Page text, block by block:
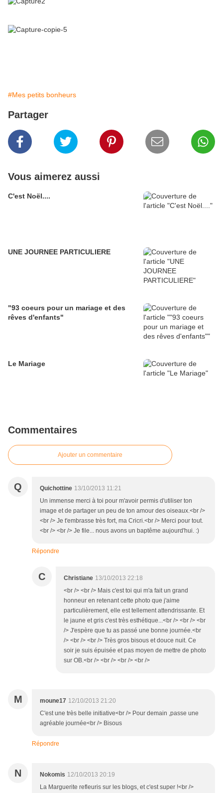
#Mes petits bonheurs
Partager
Vous aimerez aussi
C'est Noël....
UNE JOURNEE PARTICULIERE
"93 coeurs pour un mariage et des
rêves d'enfants"
Le Mariage
Commentaires
Ajouter un commentaire
Q Quichottine 13/10/2013 11:21
Un immense merci à toi pour m'avoir permis d'utiliser ton
image et de partager un peu de ton amour des oiseaux.<br />
<br /> Je t'embrasse très fort, ma Cricri.<br /> Merci pour tout.
<br /> <br /> Je file... nous avons un baptême aujourd'hui. :)
Répondre
C Christiane 13/10/2013 22:18
<br /> <br /> Mais c'est toi qui m'a fait un grand
honneur en retenant cette photo que j'aime
particulièrement, elle est tellement attendrissante. Et
le jaune et gris c'est très esthétique...<br /> <br /> <br
/> J'espère que tu as passé une bonne journée.<br
/> <br /> <br /> Très gros bisous et douce nuit. Ce
soir je suis épuisée et pas moyen de mettre de photo
sur OB.<br /> <br /> <br /> <br />
M moune17 12/10/2013 21:20
C'est une très belle initiative<br /> Pour demain ,passe une
agréable journée<br /> Bisous
Répondre
N Nokomis 12/10/2013 20:19
La Marguerite refleuris sur les blogs, et c'est super !<br />